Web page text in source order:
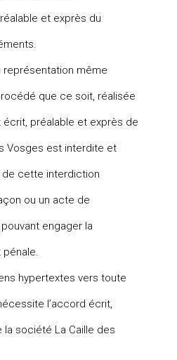
et exprès du
même
que ce soit, réalisée
préalable et exprès de
Vosges est interdite et
cette interdiction
ou un acte de
engager la
hypertextes vers toute
l’accord écrit,
société La Caille des